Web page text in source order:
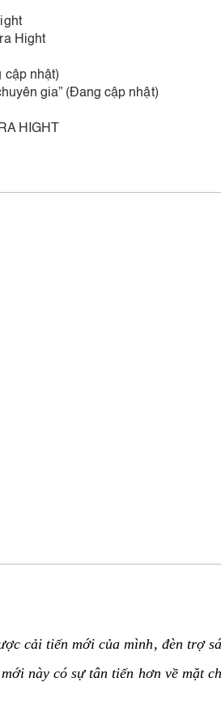
Hight
cập nhật)
gia” (Đang cập nhật)
HIGHT
cải tiến mới của mình, đèn trợ
này có sự tân tiến hơn về mặt